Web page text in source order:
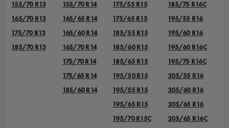
155/70 R13
165/70 R13
175/70 R13
185/70 R13
155/70 R14
165/65 R14
165/60 R14
165/70 R14
175/70 R14
175/65 R14
185/60 R14
175/55 R15
175/65 R15
185/55 R15
185/60 R15
185/65 R15
195/50 R15
195/55 R15
195/65 R15
195/70 R15C
185/75 R16C
195/55 R16
195/60 R16
195/60 R16C
195/75 R16C
205/55 R16
205/60 R16
205/65 R16
205/65 R16C